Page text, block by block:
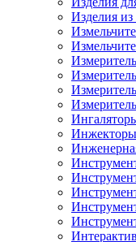
Изделия из